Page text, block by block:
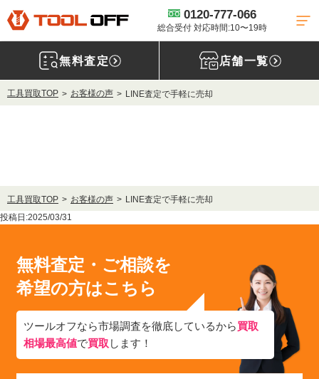
0120-777-066
総合受付 対応時間:10〜19時
無料査定 店舗一覧
工具買取TOP お客様の声 LINE査定で手軽に売却
工具買取TOP お客様の声
LINE査定で手軽に売却
投稿日:2025/03/31
無料査定・ご相談を
希望の方はこちら
ツールオフなら市場調査を徹底しているから買取
相場最高値で買取 します！